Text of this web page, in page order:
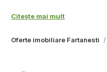
Oferte imobiliare Fartanesti
- Suprafață Teren: 1800 mp
va încânta simțurile cu arome
Citește mai mult